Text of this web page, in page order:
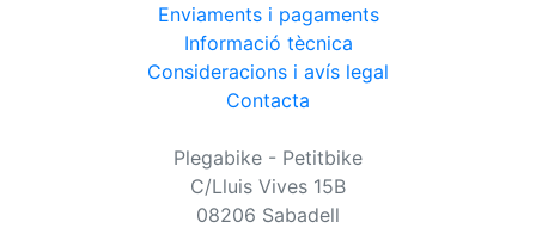
Enviaments i pagaments
Informació tècnica
Consideracions i avís legal
Contacta
Plegabike - Petitbike
C/Lluis Vives 15B
08206 Sabadell